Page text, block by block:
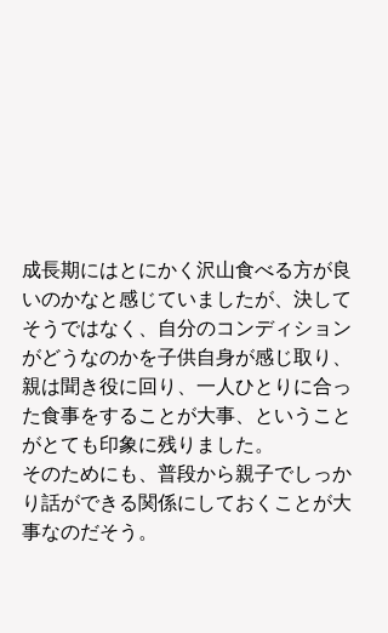
成長期にはとにかく沢山食べる方が良
いのかなと感じていましたが、決して
そうではなく、自分のコンディション
がどうなのかを子供自身が感じ取り、
親は聞き役に回り、一人ひとりに合っ
た食事をすることが大事、ということ
がとても印象に残りました。
そのためにも、普段から親子でしっか
り話ができる関係にしておくことが大
事なのだそう。